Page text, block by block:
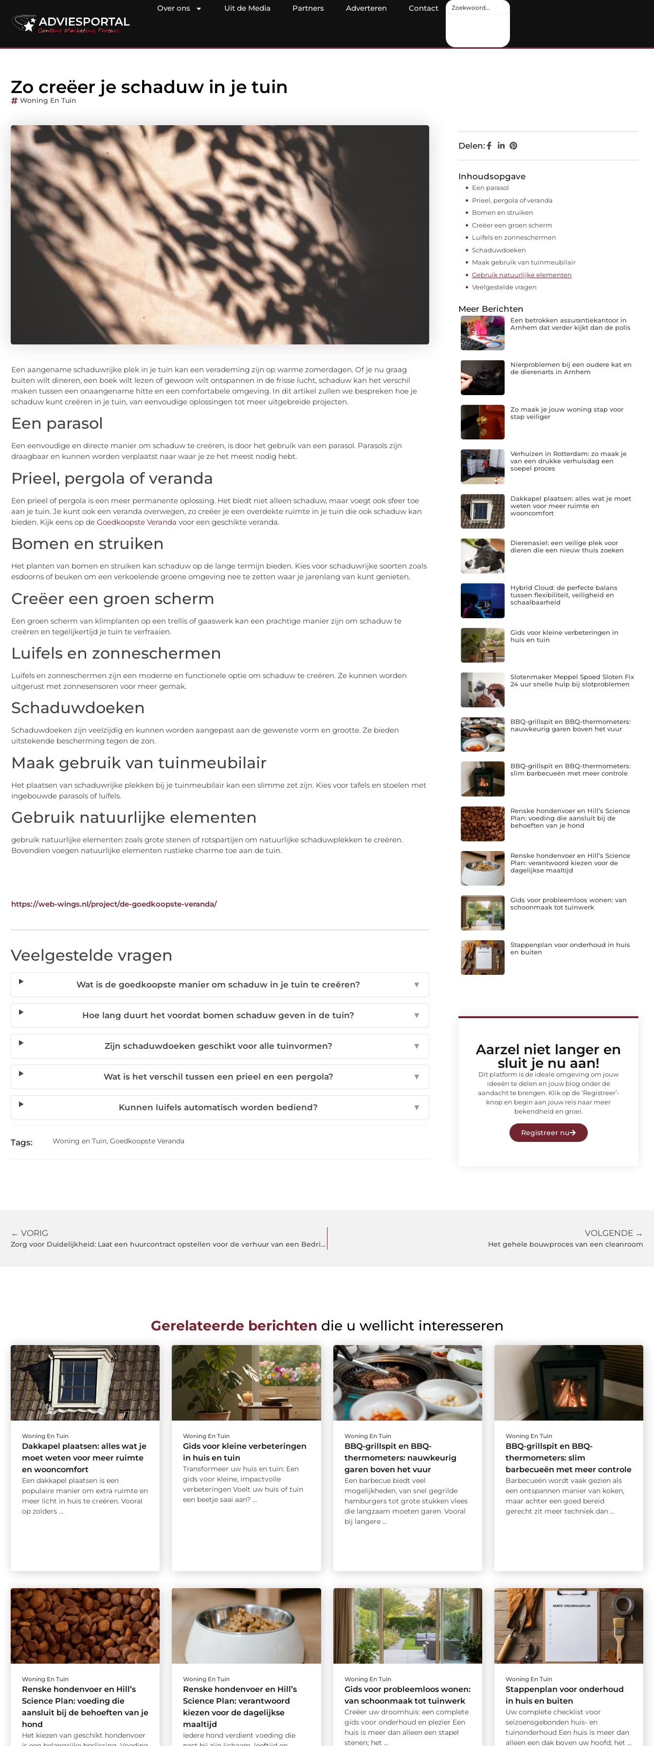
Over ons Uit de Media Partners Adverteren Contact
Zo creëer je schaduw in je tuin
Woning En Tuin
Een aangename schaduwrijke plek in je tuin kan een verademing zijn op warme zomerdagen. Of je nu graag
buiten wilt dineren, een boek wilt lezen of gewoon wilt ontspannen in de frisse lucht, schaduw kan het verschil
maken tussen een onaangename hitte en een comfortabele omgeving. In dit artikel zullen we bespreken hoe je
schaduw kunt creëren in je tuin, van eenvoudige oplossingen tot meer uitgebreide projecten.
Een parasol
Een eenvoudige en directe manier om schaduw te creëren, is door het gebruik van een parasol. Parasols zijn
draagbaar en kunnen worden verplaatst naar waar je ze het meest nodig hebt.
Prieel, pergola of veranda
Een prieel of pergola is een meer permanente oplossing. Het biedt niet alleen schaduw, maar voegt ook sfeer toe
aan je tuin. Je kunt ook een veranda overwegen, zo creëer je een overdekte ruimte in je tuin die ook schaduw kan
bieden. Kijk eens op de Goedkoopste Veranda voor een geschikte veranda.
Bomen en struiken
Het planten van bomen en struiken kan schaduw op de lange termijn bieden. Kies voor schaduwrijke soorten zoals
esdoorns of beuken om een verkoelende groene omgeving nee te zetten waar je jarenlang van kunt genieten.
Creëer een groen scherm
Een groen scherm van klimplanten op een trellis of gaaswerk kan een prachtige manier zijn om schaduw te
creëren en tegelijkertijd je tuin te verfraaien.
Luifels en zonneschermen
Luifels en zonneschermen zijn een moderne en functionele optie om schaduw te creëren. Ze kunnen worden
uitgerust met zonnesensoren voor meer gemak.
Schaduwdoeken
Schaduwdoeken zijn veelzijdig en kunnen worden aangepast aan de gewenste vorm en grootte. Ze bieden
uitstekende bescherming tegen de zon.
Maak gebruik van tuinmeubilair
Het plaatsen van schaduwrijke plekken bij je tuinmeubilair kan een slimme zet zijn. Kies voor tafels en stoelen met
ingebouwde parasols of luifels.
Gebruik natuurlijke elementen
gebruik natuurlijke elementen zoals grote stenen of rotspartijen om natuurlijke schaduwplekken te creëren.
Bovendien voegen natuurlijke elementen rustieke charme toe aan de tuin.
https://web-wings.nl/project/de-goedkoopste-veranda/
Veelgestelde vragen
Wat is de goedkoopste manier om schaduw in je tuin te creëren? ▼
Hoe lang duurt het voordat bomen schaduw geven in de tuin? ▼
Zijn schaduwdoeken geschikt voor alle tuinvormen? ▼
Wat is het verschil tussen een prieel en een pergola? ▼
Kunnen luifels automatisch worden bediend? ▼
Tags: Woning en Tuin, Goedkoopste Veranda
Delen:
Inhoudsopgave
Een parasol
Prieel, pergola of veranda
Bomen en struiken
Creëer een groen scherm
Luifels en zonneschermen
Schaduwdoeken
Maak gebruik van tuinmeubilair
Gebruik natuurlijke elementen
Veelgestelde vragen
Meer Berichten
Een betrokken assurantiekantoor in
Arnhem dat verder kijkt dan de polis
Nierproblemen bij een oudere kat en
de dierenarts in Arnhem
Zo maak je jouw woning stap voor
stap veiliger
Verhuizen in Rotterdam: zo maak je
van een drukke verhuisdag een
soepel proces
Dakkapel plaatsen: alles wat je moet
weten voor meer ruimte en
wooncomfort
Dierenasiel: een veilige plek voor
dieren die een nieuw thuis zoeken
Hybrid Cloud: de perfecte balans
tussen flexibiliteit, veiligheid en
schaalbaarheid
Gids voor kleine verbeteringen in
huis en tuin
Slotenmaker Meppel Spoed Sloten Fix
24 uur snelle hulp bij slotproblemen
BBQ-grillspit en BBQ-thermometers:
nauwkeurig garen boven het vuur
BBQ-grillspit en BBQ-thermometers:
slim barbecueën met meer controle
Renske hondenvoer en Hill’s Science
Plan: voeding die aansluit bij de
behoeften van je hond
Renske hondenvoer en Hill’s Science
Plan: verantwoord kiezen voor de
dagelijkse maaltijd
Gids voor probleemloos wonen: van
schoonmaak tot tuinwerk
Stappenplan voor onderhoud in huis
en buiten
Aarzel niet langer en
sluit je nu aan!
Dit platform is de ideale omgeving om jouw
ideeën te delen en jouw blog onder de
aandacht te brengen. Klik op de ‘Registreer’-
knop en begin aan jouw reis naar meer
bekendheid en groei.
Registreer nu
← VORIG
Zorg voor Duidelijkheid: Laat een huurcontract opstellen voor de verhuur van een Bedrijfsruimte
VOLGENDE →
Het gehele bouwproces van een cleanroom
Gerelateerde berichten die u wellicht interesseren
Woning En Tuin
Dakkapel plaatsen: alles wat je
moet weten voor meer ruimte
en wooncomfort
Een dakkapel plaatsen is een
populaire manier om extra ruimte en
meer licht in huis te creëren. Vooral
op zolders ...
Woning En Tuin
Gids voor kleine verbeteringen
in huis en tuin
Transformeer uw huis en tuin: Een
gids voor kleine, impactvolle
verbeteringen Voelt uw huis of tuin
een beetje saai aan? ...
Woning En Tuin
BBQ-grillspit en BBQ-
thermometers: nauwkeurig
garen boven het vuur
Een barbecue biedt veel
mogelijkheden, van snel gegrilde
hamburgers tot grote stukken vlees
die langzaam moeten garen. Vooral
bij langere ...
Woning En Tuin
BBQ-grillspit en BBQ-
thermometers: slim
barbecueën met meer controle
Barbecueën wordt vaak gezien als
een ontspannen manier van koken,
maar achter een goed bereid
gerecht zit meer techniek dan ...
Woning En Tuin
Renske hondenvoer en Hill’s
Science Plan: voeding die
aansluit bij de behoeften van je
hond
Het kiezen van geschikt hondenvoer
Woning En Tuin
Renske hondenvoer en Hill’s
Science Plan: verantwoord
kiezen voor de dagelijkse
maaltijd
Iedere hond verdient voeding die
Woning En Tuin
Gids voor probleemloos wonen:
van schoonmaak tot tuinwerk
Creëer uw droomhuis: een complete
gids voor onderhoud en plezier Een
huis is meer dan alleen een stapel
stenen; het ...
Woning En Tuin
Stappenplan voor onderhoud
in huis en buiten
Uw complete checklist voor
seizoensgebonden huis- en
tuinonderhoud Een huis is meer dan
alleen een dak boven uw hoofd; het ...